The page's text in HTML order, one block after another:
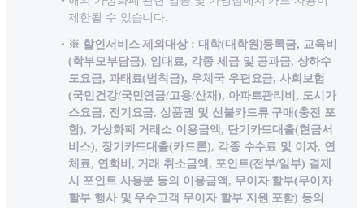
제한될 수 있습니다.
※ 할인서비스 제외대상 : 대학(대학원)등록금, 교육비
(학부모부담금), 임대료, 각종 세금 및 공과금, 상하수
도요금, 과태료(범칙금), 우체국 우편요금, 사회보험
(국민건강/국민연금/고용/산재), 아파트관리비, 도시가
스요금, 전기요금, 상품권 및 선불카드류 구매(충전 포
함), 가상화폐 거래소 이용금액, 단기카드대출(현금서
비스), 장기카드대출(카드론), 각종 수수료 및 이자, 연
체료, 연회비, 거래 취소금액, 포인트(전부/일부) 결제
시 포인트 사용분 등의 이용금액, 무이자 할부(무이자
할부 행사 및 우수고객 무이자 할부 지원 포함) 등의